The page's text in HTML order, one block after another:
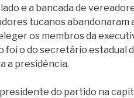
e a bancada de
tucanos abandonaram
os membros da
foi o do secretário estadual
a presidência.
do partido na